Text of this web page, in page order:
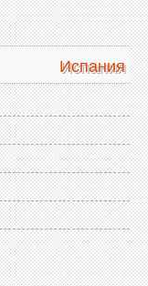
Испания